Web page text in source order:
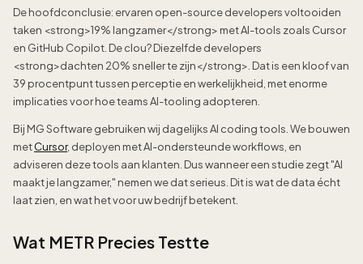
De hoofdconclusie: ervaren open-source developers voltooiden
taken <strong>19% langzamer</strong> met AI-tools zoals Cursor
en GitHub Copilot. De clou? Diezelfde developers
<strong>dachten 20% sneller te zijn</strong>. Dat is een kloof van
39 procentpunt tussen perceptie en werkelijkheid, met enorme
implicaties voor hoe teams AI-tooling adopteren.
Bij MG Software gebruiken wij dagelijks AI coding tools. We bouwen
metCursor, deployen met AI-ondersteunde workflows, en
adviseren deze tools aan klanten. Dus wanneer een studie zegt "AI
maakt je langzamer," nemen we dat serieus. Dit is wat de data écht
laat zien, en wat het voor uw bedrijf betekent.
Wat METR Precies Testte